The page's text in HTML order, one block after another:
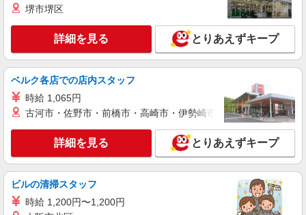
ライフ奥戸街道店 東京都葛飾区奥戸2-14-25
詳細を見る
アルバイト
ライフ奥戸店（店舗コード873）
日用雑貨
時給1,260円以上 高校生 時給1,235円
ライフ奥戸店 東京都葛飾区奥戸3-23-19
詳細を見る
アルバイト NEW
堺市堺区
詳細を見る とりあえずキープ
ベルク各店での店内スタッフ
時給 1,065円
古河市・佐野市・前橋市・高崎市・伊勢崎市・太田市・館林市
詳細を見る とりあえずキープ
ビルの清掃スタッフ
時給 1,200円〜1,200円